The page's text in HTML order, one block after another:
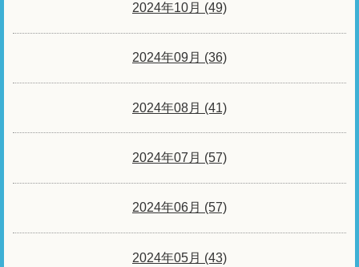
2024年10月 (49)
2024年09月 (36)
2024年08月 (41)
2024年07月 (57)
2024年06月 (57)
2024年05月 (43)